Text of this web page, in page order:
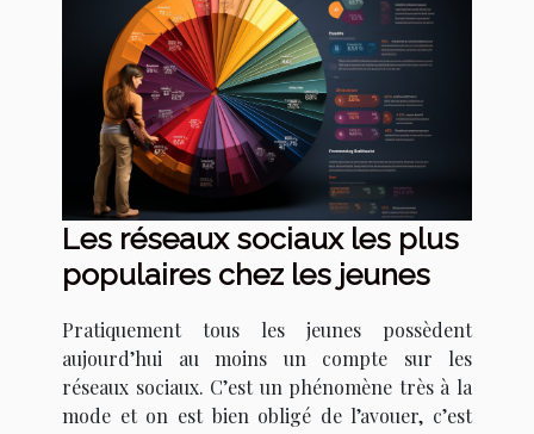
Les réseaux sociaux les plus
populaires chez les jeunes
Pratiquement tous les jeunes possèdent
aujourd’hui au moins un compte sur les
réseaux sociaux. C’est un phénomène très à la
mode et on est bien obligé de l’avouer, c’est